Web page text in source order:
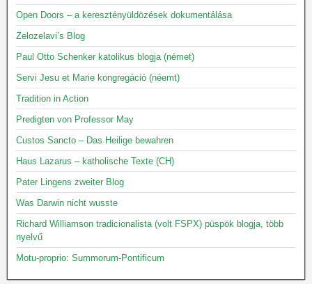
Open Doors – a keresztényüldözések dokumentálása
Zelozelavi’s Blog
Paul Otto Schenker katolikus blogja (német)
Servi Jesu et Marie kongregáció (néemt)
Tradition in Action
Predigten von Professor May
Custos Sancto – Das Heilige bewahren
Haus Lazarus – katholische Texte (CH)
Pater Lingens zweiter Blog
Was Darwin nicht wusste
Richard Williamson tradicionalista (volt FSPX) püspök blogja, több
nyelvű
Motu-proprio: Summorum-Pontificum